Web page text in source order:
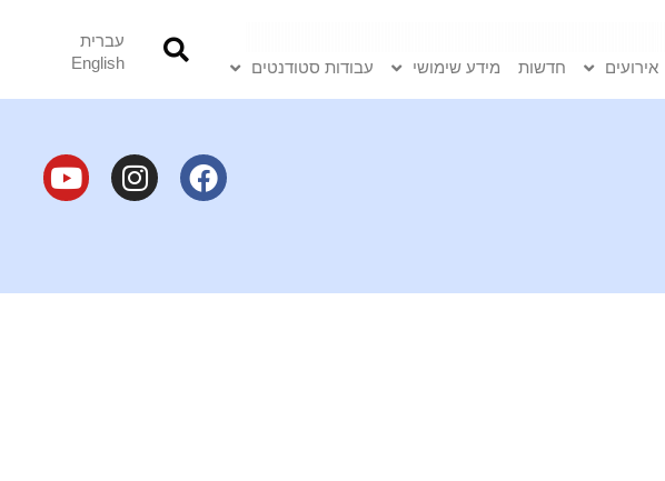
אירועים חדשות מידע שימושי עבודות סטודנטים
עברית
English